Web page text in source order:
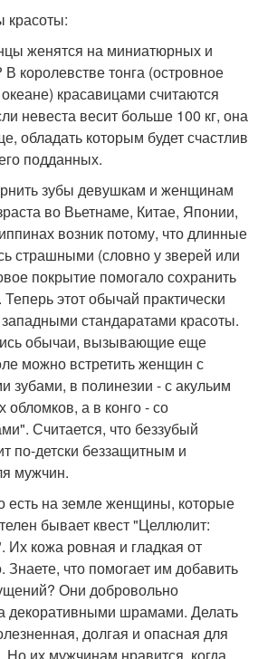
красоты:
женятся на миниатюрных и
В королевстве тонга (островное
красавицами считаются
невеста весит больше 100 кг, она
обладать которым будет счастлив
подданных.
зубы девушкам и женщинам
во Вьетнаме, Китае, Японии,
возник потому, что длинные
страшными (словно у зверей или
покрытие помогало сохранить
этот обычай практически
стандаратами красоты.
обычаи, вызывающие еще
можно встретить женщин с
зубами, в полинезии - с акульим
обломков, а в конго - со
Считается, что беззубый
по-детски беззащитным и
мужчин.
есть на земле женщины, которые
бывает квест "Целлюлит:
Их кожа ровная и гладкая от
Знаете, что помогает им добавить
Они добровольно
декоративными шрамами. Делать
долгая и опасная для
Но их мужчинам нравится, когда